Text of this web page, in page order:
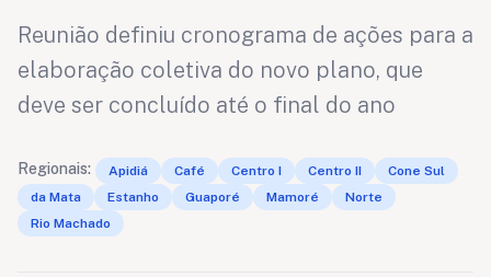
Reunião definiu cronograma de ações para a
elaboração coletiva do novo plano, que
deve ser concluído até o final do ano
Regionais: Apidiá Café Centro I Centro II
Cone Sul
da Mata
Estanho Guaporé Mamoré
Norte
Rio Machado